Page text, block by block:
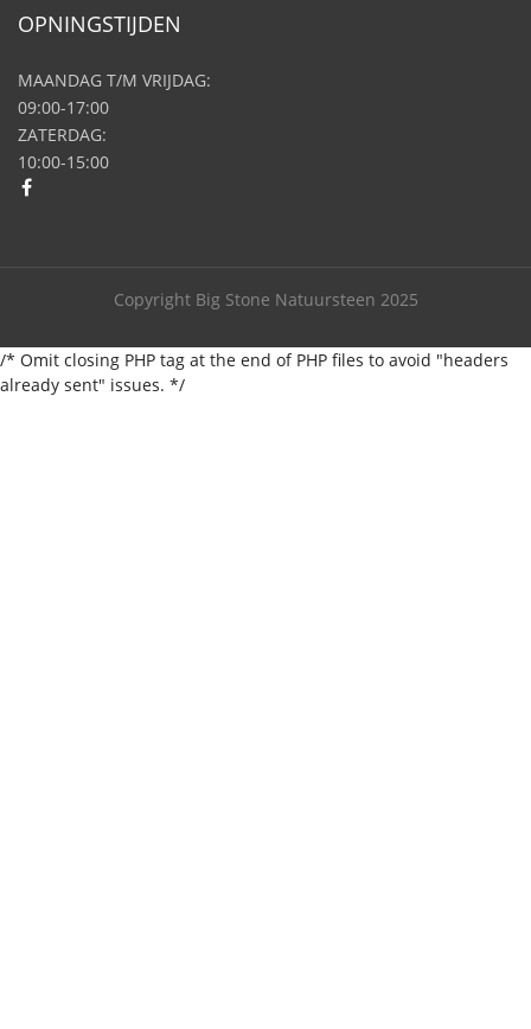
OPNINGSTIJDEN
MAANDAG T/M VRIJDAG:
09:00-17:00
ZATERDAG:
10:00-15:00
Copyright Big Stone Natuursteen 2025
/* Omit closing PHP tag at the end of PHP files to avoid "headers
already sent" issues. */